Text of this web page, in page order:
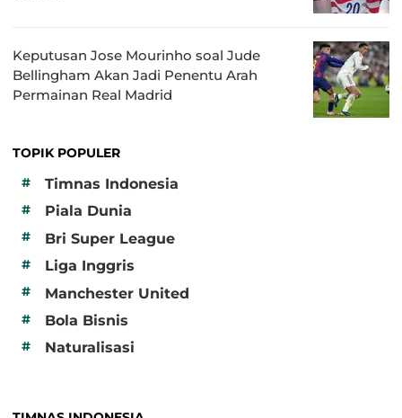
Keputusan Jose Mourinho soal Jude
Bellingham Akan Jadi Penentu Arah
Permainan Real Madrid
TOPIK POPULER
#
Timnas Indonesia
# Piala Dunia
# Bri Super League
# Liga Inggris
# Manchester United
# Bola Bisnis
# Naturalisasi